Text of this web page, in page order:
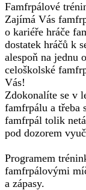
Famfrpálové
Zajímá Vás
o kariéře hráče
dostatek hráčů k
alespoň na jednu
celoškolské
Vás!
Zdokonalíte se v
famfrpálu a třeba
famfrpál tolik
pod dozorem
Programem
famfrpálovými
a zápasy.